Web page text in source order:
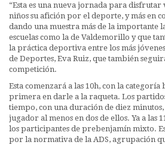
“Esta es una nueva jornada para disfrutar
niños su afición por el deporte, y más en
dando una muestra más de la importante
escuelas como la de Valdemorillo y que
la práctica deportiva entre los más
de Deportes, Eva Ruiz, que también
competición.
Esta comenzará a las 10h, con la
primera en darle a la raqueta. Los
tiempo, con una duración de diez
jugador al menos en dos de ellos. Ya a las
los participantes de prebenjamín mixto.
por la normativa de la ADS, agrupación